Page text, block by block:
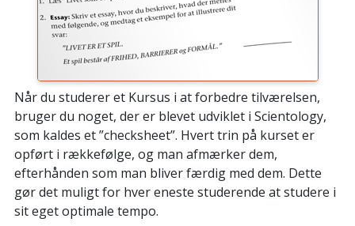
Når du studerer et Kursus i at forbedre tilværelsen,
bruger du noget, der er blevet udviklet i Scientology,
som kaldes et ”checksheet”. Hvert trin på kurset er
opført i rækkefølge, og man afmærker dem,
efterhånden som man bliver færdig med dem. Dette
gør det muligt for hver eneste studerende at studere i
sit eget optimale tempo.